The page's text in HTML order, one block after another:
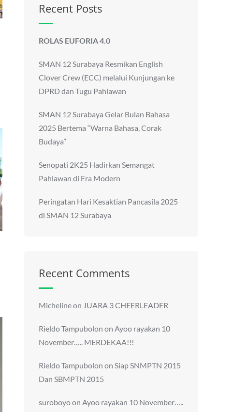
Recent Posts
ROLAS EUFORIA 4.0
SMAN 12 Surabaya Resmikan English
Clover Crew (ECC) melalui Kunjungan ke
DPRD dan Tugu Pahlawan
SMAN 12 Surabaya Gelar Bulan Bahasa
2025 Bertema “Warna Bahasa, Corak
Budaya”
Senopati 2K25 Hadirkan Semangat
Pahlawan di Era Modern
Peringatan Hari Kesaktian Pancasila 2025
di SMAN 12 Surabaya
Recent Comments
Michelineon JUARA 3 CHEERLEADER
Rieldo Tampubolon on Ayoo rayakan 10
November….. MERDEKAA!!!
Rieldo Tampubolon on Siap SNMPTN 2015
Dan SBMPTN 2015
suroboyoon Ayoo rayakan 10 November…..